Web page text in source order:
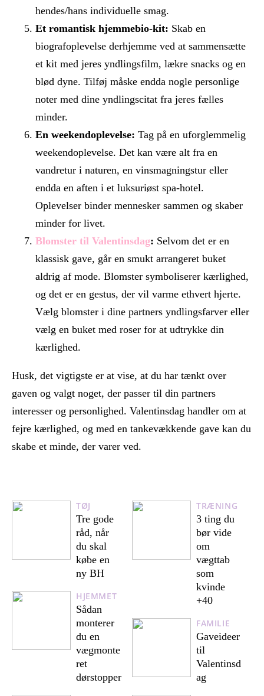
hendes/hans individuelle smag.
Et romantisk hjemmebio-kit: Skab en
biografoplevelse derhjemme ved at sammensætte
et kit med jeres yndlingsfilm, lækre snacks og en
blød dyne. Tilføj måske endda nogle personlige
noter med dine yndlingscitat fra jeres fælles
minder.
En weekendoplevelse: Tag på en uforglemmelig
weekendoplevelse. Det kan være alt fra en
vandretur i naturen, en vinsmagningstur eller
endda en aften i et luksuriøst spa-hotel.
Oplevelser binder mennesker sammen og skaber
minder for livet.
Blomster til Valentinsdag: Selvom det er en
klassisk gave, går en smukt arrangeret buket
aldrig af mode. Blomster symboliserer kærlighed,
og det er en gestus, der vil varme ethvert hjerte.
Vælg blomster i dine partners yndlingsfarver eller
vælg en buket med roser for at udtrykke din
kærlighed.
Husk, det vigtigste er at vise, at du har tænkt over
gaven og valgt noget, der passer til din partners
interesser og personlighed. Valentinsdag handler om at
fejre kærlighed, og med en tankevækkende gave kan du
skabe et minde, der varer ved.
TØJ
Tre gode
råd, når
du skal
købe en
ny BH
HJEMMET
Sådan
monterer
du en
vægmonte
ret
dørstopper
TRÆNING
3 ting du
bør vide
om
vægttab
som
kvinde
+40
FAMILIE
Gaveideer
til
Valentinsd
ag